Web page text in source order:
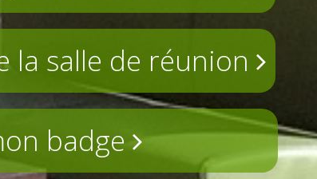
badge
la salle de réunion